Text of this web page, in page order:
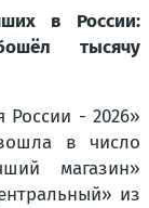
в России:
тысячу
России - 2026»
в число
магазин»
из